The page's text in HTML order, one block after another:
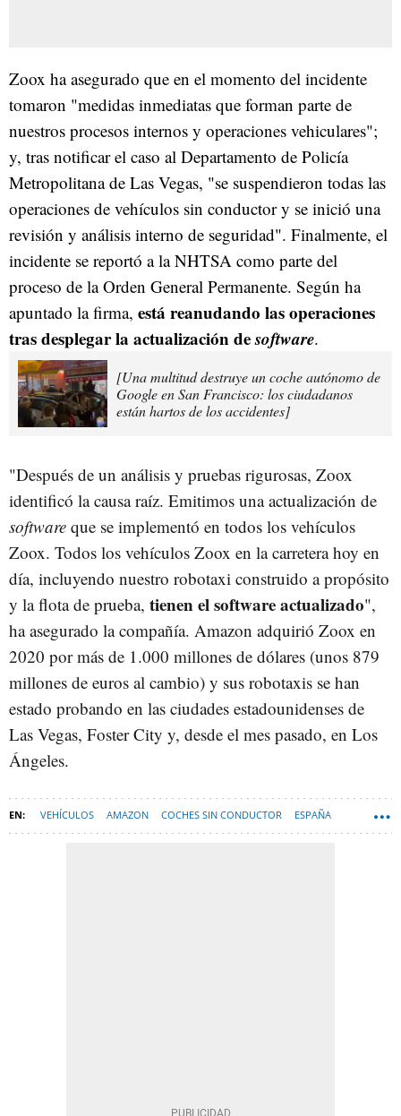
Zoox ha asegurado que en el momento del incidente
tomaron "medidas inmediatas que forman parte de
nuestros procesos internos y operaciones vehiculares";
y, tras notificar el caso al Departamento de Policía
Metropolitana de Las Vegas, "se suspendieron todas las
operaciones de vehículos sin conductor y se inició una
revisión y análisis interno de seguridad". Finalmente, el
incidente se reportó a la NHTSA como parte del
proceso de la Orden General Permanente. Según ha
apuntado la firma, está reanudando las operaciones
tras desplegar la actualización desoftware.
[Una multitud destruye un coche autónomo de
Google en San Francisco: los ciudadanos
están hartos de los accidentes]
"Después de un análisis y pruebas rigurosas, Zoox
identificó la causa raíz. Emitimos una actualización de
software que se implementó en todos los vehículos
Zoox. Todos los vehículos Zoox en la carretera hoy en
día, incluyendo nuestro robotaxi construido a propósito
y la flota de prueba, tienen el software actualizado",
ha asegurado la compañía. Amazon adquirió Zoox en
2020 por más de 1.000 millones de dólares (unos 879
millones de euros al cambio) y sus robotaxis se han
estado probando en las ciudades estadounidenses de
Las Vegas, Foster City y, desde el mes pasado, en Los
Ángeles.
VEHÍCULOS AMAZON COCHES SIN CONDUCTOR ESPAÑA